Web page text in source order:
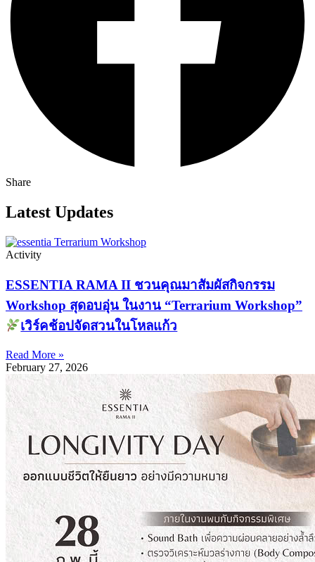
Share
Latest Updates
Activity
ESSENTIA RAMA II ชวนคุณมาสัมผัสกิจกรรม
Workshop สุดอบอุ่น ในงาน “Terrarium Workshop”
เวิร์คช้อปจัดสวนในโหลแก้ว
Read More »
February 27, 2026